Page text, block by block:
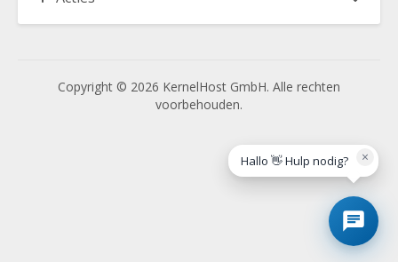
Copyright © 2026 KernelHost GmbH. Alle rechten
voorbehouden.
×
Hallo 👋 Hulp nodig?